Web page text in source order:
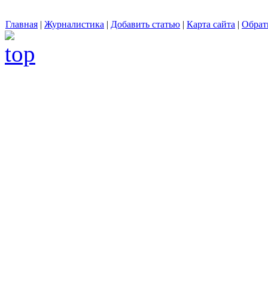
Главная | Журналистика | Добавить статью | Карта сайта |